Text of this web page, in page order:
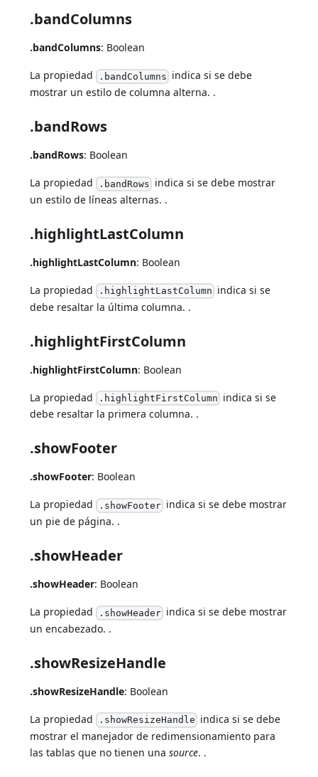
.bandColumns
.bandColumns: Boolean
La propiedad .bandColumns indica si se debe
mostrar un estilo de columna alterna. .
.bandRows
.bandRows: Boolean
La propiedad .bandRows indica si se debe mostrar
un estilo de líneas alternas. .
.highlightLastColumn
.highlightLastColumn: Boolean
La propiedad .highlightLastColumn indica si se
debe resaltar la última columna. .
.highlightFirstColumn
.highlightFirstColumn: Boolean
La propiedad .highlightFirstColumn indica si se
debe resaltar la primera columna. .
.showFooter
.showFooter: Boolean
La propiedad .showFooter indica si se debe mostrar
un pie de página. .
.showHeader
.showHeader: Boolean
La propiedad .showHeader indica si se debe mostrar
un encabezado. .
.showResizeHandle
.showResizeHandle: Boolean
La propiedad .showResizeHandle indica si se debe
mostrar el manejador de redimensionamiento para
las tablas que no tienen unasource. .